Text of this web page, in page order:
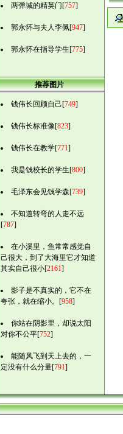
两弹城的精英门[757]
郭永怀与夫人李佩[947]
郭永怀在指导学生[775]
推荐图片
钱伟长回顾自己[749]
钱伟长标准像[823]
钱伟长在教学[771]
我是钱校长的学生[800]
毛泽东会见钱学森[739]
不知道转弯的人走不远
[787]
在小溪里，鱼常常感觉自
己很大，到了大海里它才知道
其实自己很小[2161]
影子是不真实的，它不在
夸张，就在缩小。[958]
你站在阴影里，却说太阳
对你不公平[752]
能随风飞到天上去的，一
定没有什么分量[791]